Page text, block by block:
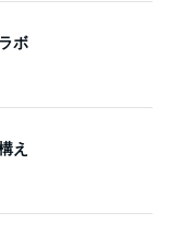
ボ
え